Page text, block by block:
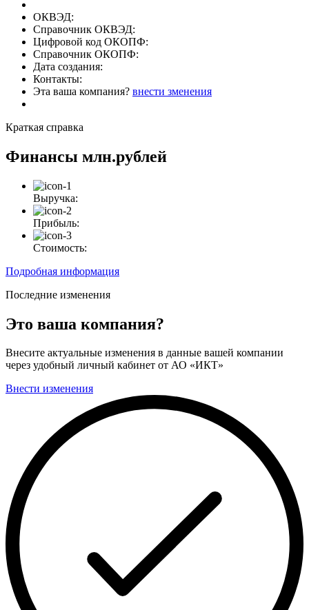
ОКВЭД:
Справочник ОКВЭД:
Цифровой код ОКОПФ:
Справочник ОКОПФ:
Дата создания:
Контакты:
Эта ваша компания? внести зменения
Краткая справка
Финансы млн.рублей
Выручка:
Прибыль:
Стоимость:
Подробная информация
Последние изменения
Это ваша компания?
Внесите актуальные изменения в данные вашей компании
через удобный личный кабинет от АО «ИКТ»
Внести изменения